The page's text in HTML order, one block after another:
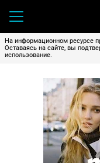
На информационном ресурсе
Оставаясь на сайте, вы
использование.